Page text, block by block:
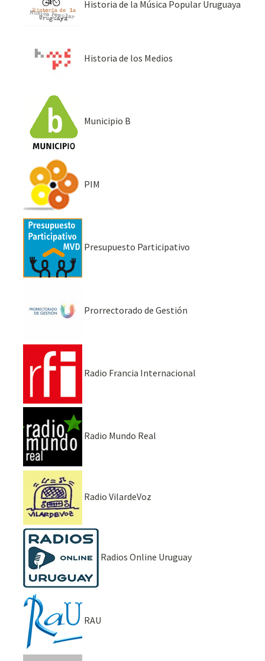
Historia de la Música Popular Uruguaya
Historia de los Medios
Municipio B
PIM
Presupuesto Participativo
Prorrectorado de Gestión
Radio Francia Internacional
Radio Mundo Real
Radio VilardeVoz
Radios Online Uruguay
RAU